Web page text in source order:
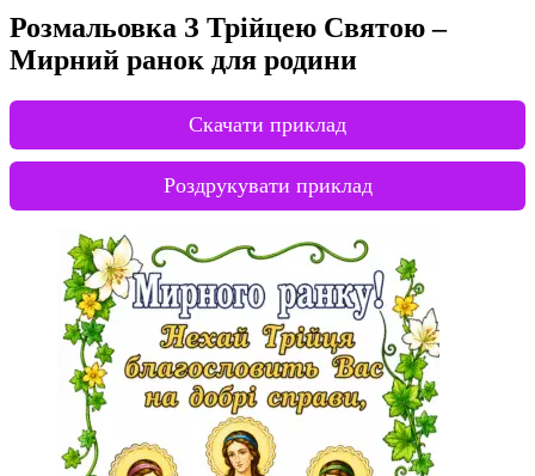
Розмальовка З Трійцею Святою –
Мирний ранок для родини
Скачати приклад
Роздрукувати приклад